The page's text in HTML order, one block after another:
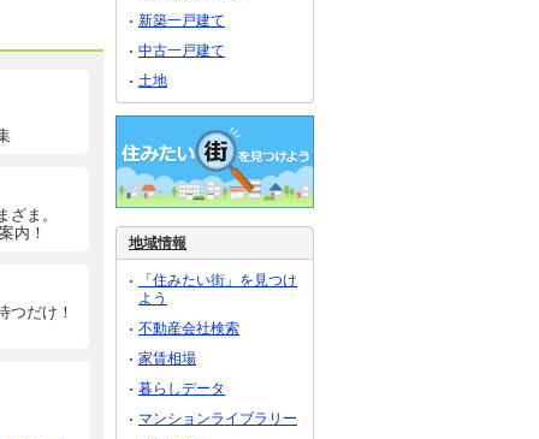
ま。
内！
つだけ！
新築一戸建て
中古一戸建て
土地
地域情報
「住みたい街」を見つけ
よう
不動産会社検索
家賃相場
暮らしデータ
マンションライブラリー